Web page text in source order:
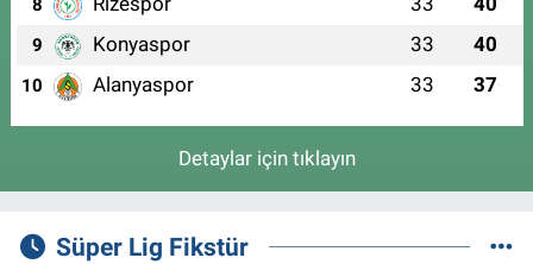
8
9 Konyaspor 33 40
10 Alanyaspor 33 37
Detaylar için tıklayın
Süper Lig Fikstür